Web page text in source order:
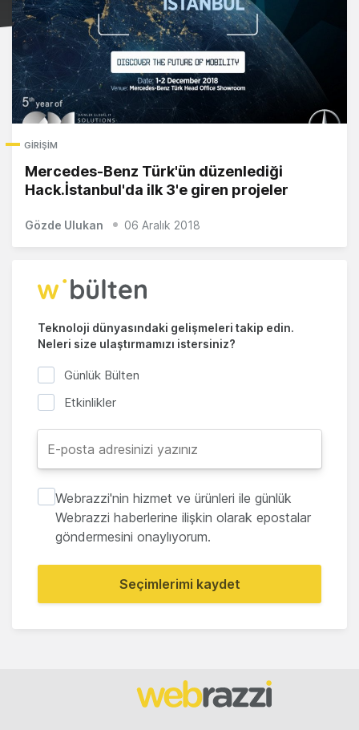
GIRIŞIM
Mercedes-Benz Türk'ün düzenlediği
Hack.İstanbul'da ilk 3'e giren projeler
Gözde Ulukan 06 Aralık 2018
Teknoloji dünyasındaki gelişmeleri takip edin.
Neleri size ulaştırmamızı istersiniz?
Günlük Bülten
Etkinlikler
Webrazzi'nin hizmet ve ürünleri ile günlük
Webrazzi haberlerine ilişkin olarak epostalar
göndermesini onaylıyorum.
Seçimlerimi kaydet